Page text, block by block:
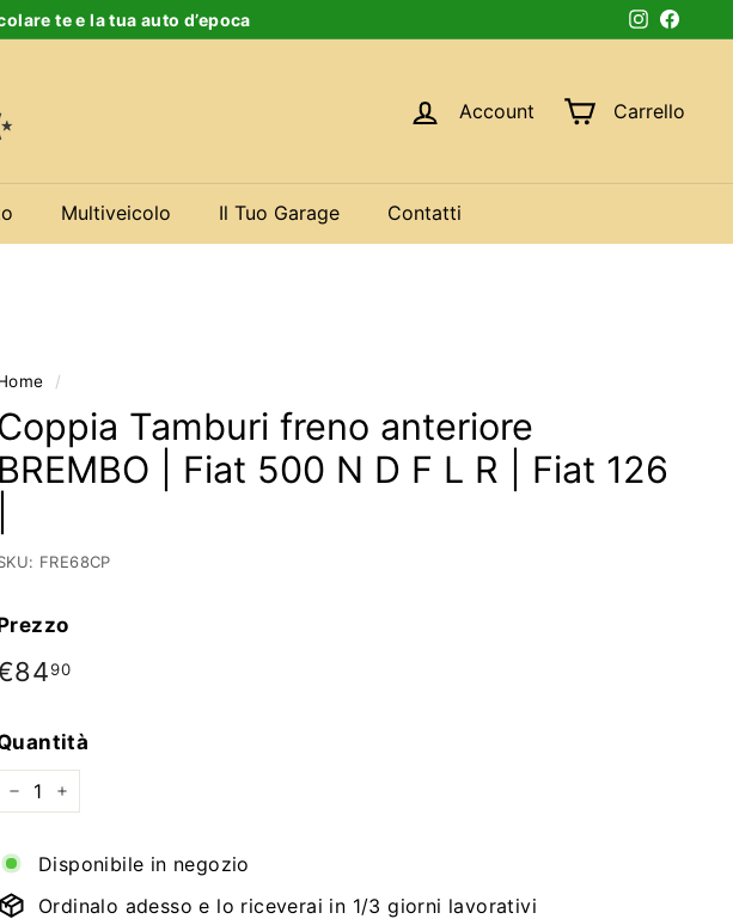
te e la tua auto d’epoca Instagram
Account Carrello
Multiveicolo Il Tuo Garage Contatti
/
Tamburi freno anteriore
BREMBO | Fiat 500 N D F L R | Fiat 126
FRE68CP
90
− +
Disponibile in negozio
Ordinalo adesso e lo riceverai in 1/3 giorni lavorativi